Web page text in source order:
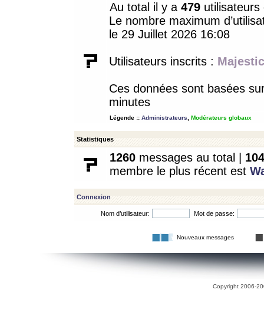
Au total il y a 479
Le nombre maximum
le 29 Juillet 2026 16:08
Utilisateurs inscrits :
Ces données sont basées
minutes
Légende :: Administrateurs Modérateurs globaux
Statistiques
1260 messages au total | 104
membre le plus récent est
Connexion
Nom d’utilisateur: Mot de passe:
Nouveaux messages
Copyright 2006-